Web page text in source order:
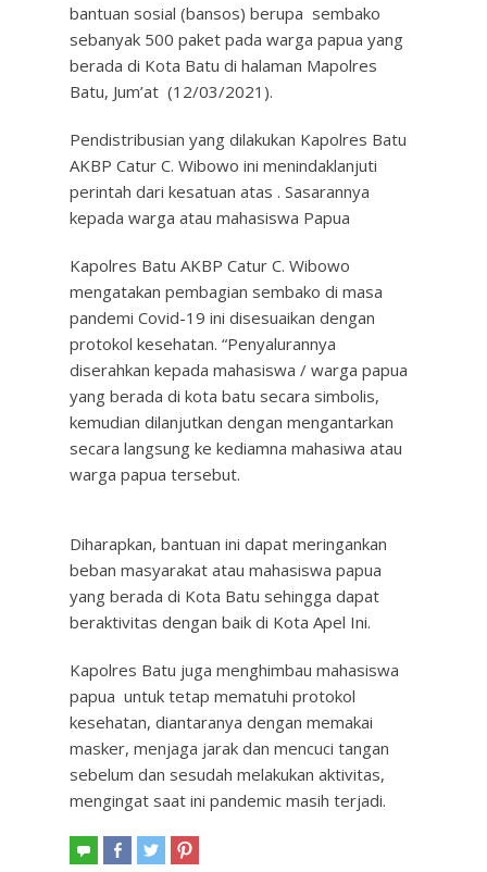
bantuan sosial (bansos) berupa sembako
sebanyak 500 paket pada warga papua yang
berada di Kota Batu di halaman Mapolres
Batu, Jum’at (12/03/2021).
Pendistribusian yang dilakukan Kapolres Batu
AKBP Catur C. Wibowo ini menindaklanjuti
perintah dari kesatuan atas . Sasarannya
kepada warga atau mahasiswa Papua
Kapolres Batu AKBP Catur C. Wibowo
mengatakan pembagian sembako di masa
pandemi Covid-19 ini disesuaikan dengan
protokol kesehatan. “Penyalurannya
diserahkan kepada mahasiswa / warga papua
yang berada di kota batu secara simbolis,
kemudian dilanjutkan dengan mengantarkan
secara langsung ke kediamna mahasiwa atau
warga papua tersebut.
Diharapkan, bantuan ini dapat meringankan
beban masyarakat atau mahasiswa papua
yang berada di Kota Batu sehingga dapat
beraktivitas dengan baik di Kota Apel Ini.
Kapolres Batu juga menghimbau mahasiswa
papua untuk tetap mematuhi protokol
kesehatan, diantaranya dengan memakai
masker, menjaga jarak dan mencuci tangan
sebelum dan sesudah melakukan aktivitas,
mengingat saat ini pandemic masih terjadi.